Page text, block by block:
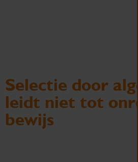
Selectie door
leidt niet tot
bewijs